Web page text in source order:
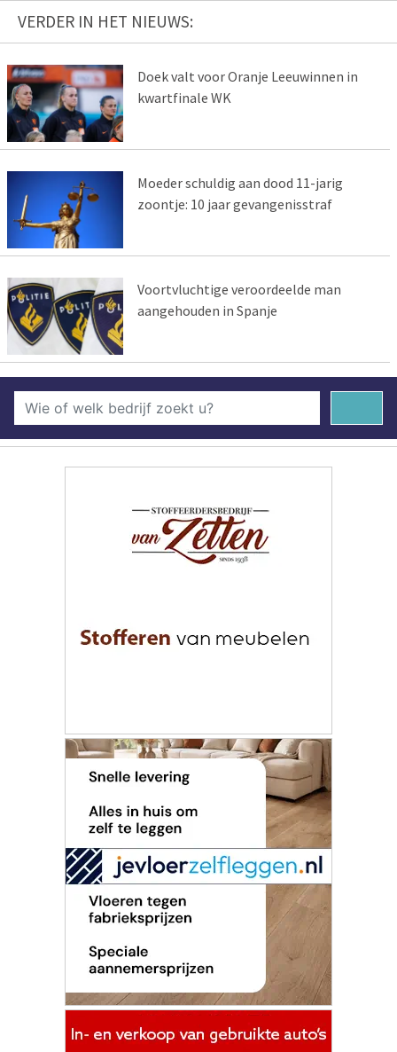
VERDER IN HET NIEUWS:
Doek valt voor Oranje Leeuwinnen in
kwartfinale WK
Moeder schuldig aan dood 11-jarig
zoontje: 10 jaar gevangenisstraf
Voortvluchtige veroordeelde man
aangehouden in Spanje